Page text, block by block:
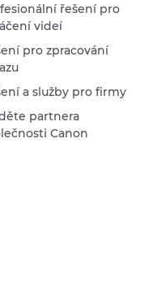
řešení pro
videí
pro zpracování
a služby pro firmy
partnera
Canon